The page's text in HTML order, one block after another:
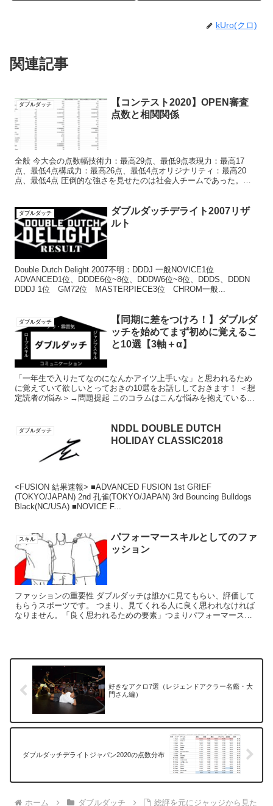
kUro(クロ)
関連記事
ダブルダッチ
【コンテスト2020】OPEN審査
点数と相関関係
全般 今大会の点数幅技術力：最高29点、最低9点表現力：最高17
点、最低4点構成力：最高26点、最低4点オリジナリティ：最高20
点、最低4点 圧倒的な強さを見せたのは社会人チームであった。次
ダブルダッチ
ダブルダッチデライト2007リザ
ルト
Double Dutch Delight 2007不明：DDDJ 一般NOVICE1位
ADVANCED1位、DDDE6位~8位、DDDW6位~8位、DDDS、DDDN
DDDJ 1位 GM72位 MASTERPIECE3位 CHROM一般...
ダブルダッチ
【同期に差をつけろ！】ダブルダ
ッチを始めてまず初めに覚えるこ
と10選【3軸＋α】
「一年生で入りたてなのになんかアイツ上手いな」と思われるため
に覚えていて欲しいとっておきの10選をお話ししておきます！ ＜想
定読者の悩み＞→問題提起 このコラムはこんな悩みを抱えている人
ダブルダッチ
NDDL DOUBLE DUTCH
HOLIDAY CLASSIC2018
<FUSION 結果速報> ■ADVANCED FUSION 1st GRIEF
(TOKYO/JAPAN) 2nd 孔雀(TOKYO/JAPAN) 3rd Bouncing Bulldogs
Black(NC/USA) ■NOVICE F...
スキル
パフォーマースキルとしてのファ
ッション
ファッションの重要性 ダブルダッチは誰かに見てもらい、評価して
もらうスポーツです。 つまり、見てくれる人に良く思われなければ
なりません。「良く思われるための要素」つまりパフォーマースキ
好きなアクロ7選（レジェンドアクラー名鑑・大
門さん編）
ダブルダッチデライトジャパン2020の点数分布
ホーム ダブルダッチ 総評を元にジャッジから見た